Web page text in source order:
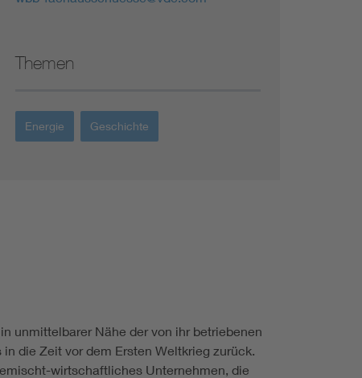
Themen
Energie Geschichte
unmittelbarer Nähe der von ihr betriebenen
die Zeit vor dem Ersten Weltkrieg zurück.
wirtschaftliches Unternehmen, die